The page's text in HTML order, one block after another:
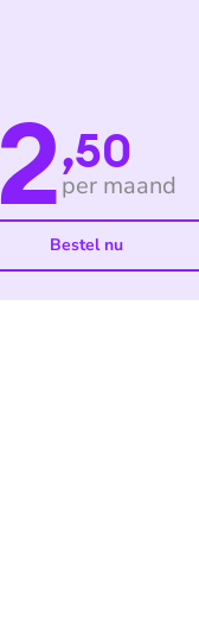
2,50
per maand
Bestel nu